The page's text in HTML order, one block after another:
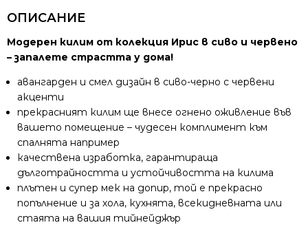
ОПИСАНИЕ
Модерен килим от колекция Ирис в сиво и червено
– запалете страстта у дома!
авангарден и смел дизайн в сиво-черно с червени
акценти
прекрасният килим ще внесе огнено оживление във
вашето помещение – чудесен комплимент към
спалнята например
качествена изработка, гарантираща
дълготрайността и устойчивостта на килима
плътен и супер мек на допир, той е прекрасно
попълнение и за хола, кухнята, всекидневната или
стаята на вашия тийнейджър